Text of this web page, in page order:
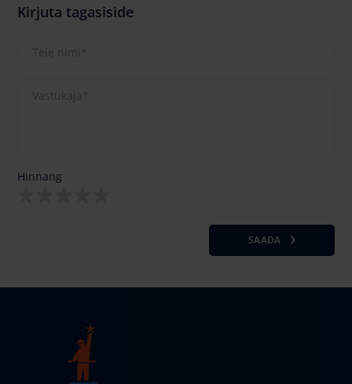
Kirjuta tagasiside
Hinnang
SAADA